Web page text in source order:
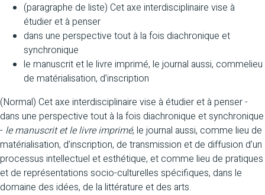
(paragraphe de liste) Cet axe interdisciplinaire vise à
étudier et à penser
dans une perspective tout à la fois diachronique et
synchronique
le manuscrit et le livre imprimé, le journal aussi, commelieu
de matérialisation, d’inscription
(Normal) Cet axe interdisciplinaire vise à étudier et à penser -
dans une perspective tout à la fois diachronique et synchronique
- le manuscrit et le livre imprimé, le journal aussi, comme lieu de
matérialisation, d’inscription, de transmission et de diffusion d’un
processus intellectuel et esthétique, et comme lieu de pratiques
et de représentations socio-culturelles spécifiques, dans le
domaine des idées, de la littérature et des arts.